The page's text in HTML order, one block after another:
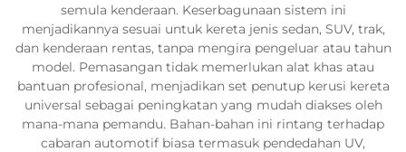
semula kenderaan. Keserbagunaan sistem ini
menjadikannya sesuai untuk kereta jenis sedan, SUV, trak,
dan kenderaan rentas, tanpa mengira pengeluar atau tahun
model. Pemasangan tidak memerlukan alat khas atau
bantuan profesional, menjadikan set penutup kerusi kereta
universal sebagai peningkatan yang mudah diakses oleh
mana-mana pemandu. Bahan-bahan ini rintang terhadap
cabaran automotif biasa termasuk pendedahan UV,